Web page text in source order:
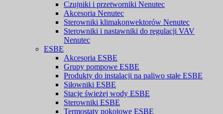
Czujniki i przetworniki Nenutec
Akcesoria Nenutec
Sterowniki klimakonwektorów Nenutec
Sterowniki i nastawniki do regulacji VAV
Nenutec
ESBE
Akcesoria ESBE
Grupy pompowe ESBE
Produkty do instalacji na paliwo stałe ESBE
Siłowniki ESBE
Stacje świeżej wody ESBE
Sterowniki ESBE
Termostaty pokojowe ESBE